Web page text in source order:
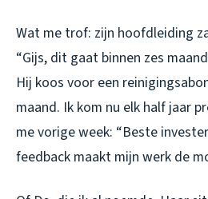
Wat me trof: zijn hoofdleiding
“Gijs, dit gaat binnen zes
Hij koos voor een
maand. Ik kom nu elk half jaar
me vorige week: “Beste
feedback maakt mijn werk de